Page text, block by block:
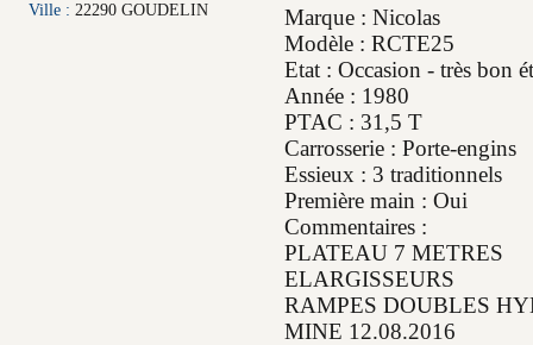
Ville : 22290 GOUDELIN
Marque : Nicolas
Modèle : RCTE25
Etat : Occasion - très bon
Année : 1980
PTAC : 31,5 T
Carrosserie : Porte-engins
Essieux : 3 traditionnels
Première main : Oui
Commentaires :
PLATEAU 7 METRES
ELARGISSEURS
RAMPES DOUBLES
MINE 12.08.2016